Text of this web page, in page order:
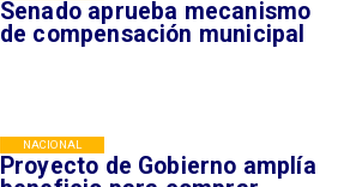
Senado aprueba mecanismo
de compensación municipal
Proyecto de Gobierno amplía
NACIONAL